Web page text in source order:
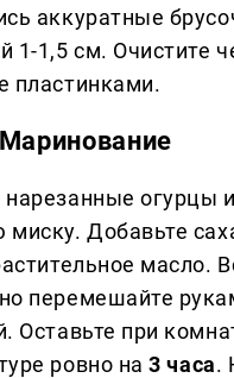
аккуратные
1-1,5 см. Очистите
пластинками.
огурцы
Добавьте
масло.
перемешайте
Оставьте при
ровно на3 часа.